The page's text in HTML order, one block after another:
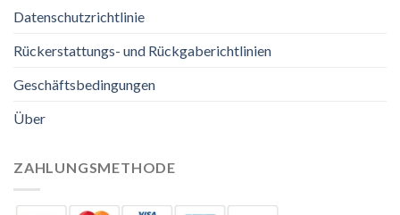
Datenschutzrichtlinie
Rückerstattungs- und Rückgaberichtlinien
Geschäftsbedingungen
Über
ZAHLUNGSMETHODE